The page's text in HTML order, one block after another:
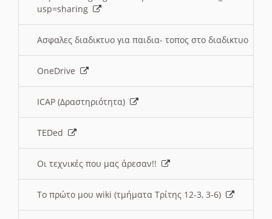
usp=sharing
Ασφαλες διαδικτυο για παιδια- τοπος στο διαδικτυο
OneDrive
ICAP (Δραστηριότητα)
TEDed
Οι τεχνικές που μας άρεσαν!!
Το πρώτο μου wiki (τμήματα Τρίτης 12-3, 3-6)